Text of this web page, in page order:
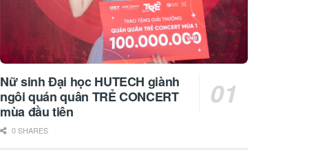
Nữ sinh Đại học HUTECH giành
ngôi quán quân TRẺ CONCERT
mùa đầu tiên
0 SHARES